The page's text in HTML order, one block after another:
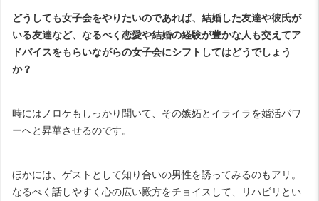
どうしても女子会をやりたいのであれば、結婚した友達や彼氏が
いる友達など、なるべく恋愛や結婚の経験が豊かな人も交えてア
ドバイスをもらいながらの女子会にシフトしてはどうでしょう
か？
時にはノロケもしっかり聞いて、その嫉妬とイライラを婚活パワ
ーへと昇華させるのです。
ほかには、ゲストとして知り合いの男性を誘ってみるのもアリ。
なるべく話しやすく心の広い殿方をチョイスして、リハビリとい